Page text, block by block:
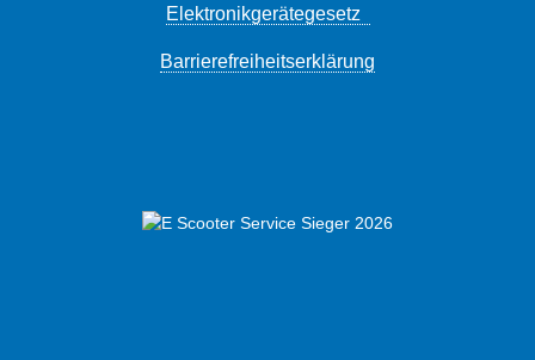
Elektronikgerätegesetz
Barrierefreiheitserklärung